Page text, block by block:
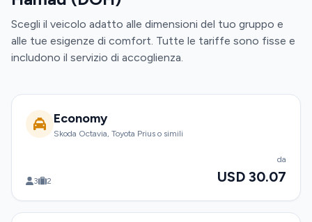
Scegli il veicolo adatto alle dimensioni del tuo gruppo e
alle tue esigenze di comfort. Tutte le tariffe sono fisse e
includono il servizio di accoglienza.
Economy
Skoda Octavia, Toyota Prius o simili
3 2
da
USD 30.07